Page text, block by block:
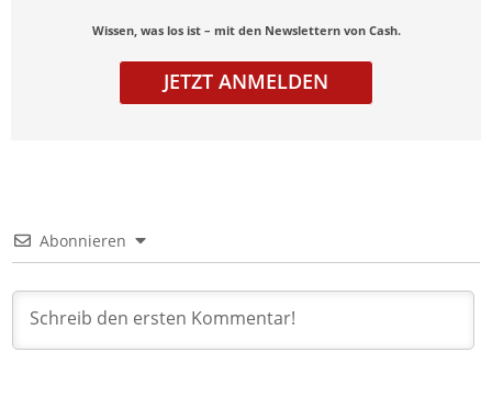
Wissen, was los ist – mit den Newslettern von Cash.
JETZT ANMELDEN
Abonnieren